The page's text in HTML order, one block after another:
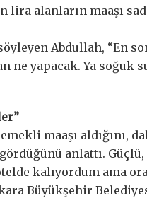
alanların maaşı
Abdullah, “En
ne yapacak. Ya soğuk
maaşı aldığını,
anlattı.
kalıyordum ama
Büyükşehir